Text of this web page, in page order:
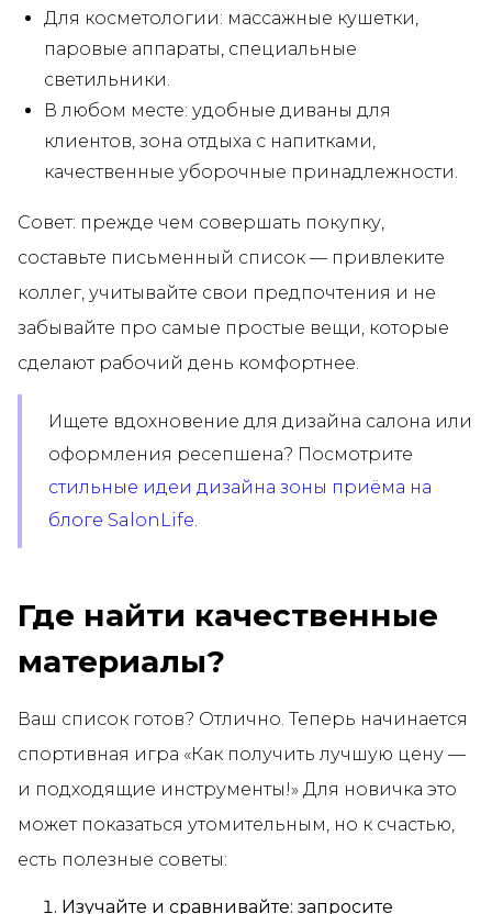
Для косметологии: массажные кушетки,
паровые аппараты, специальные
светильники.
В любом месте: удобные диваны для
клиентов, зона отдыха с напитками,
качественные уборочные принадлежности.
Совет: прежде чем совершать покупку,
составьте письменный список — привлеките
коллег, учитывайте свои предпочтения и не
забывайте про самые простые вещи, которые
сделают рабочий день комфортнее.
Ищете вдохновение для дизайна салона или
оформления ресепшена? Посмотрите
стильные идеи дизайна зоны приёма на
блоге SalonLife.
Где найти качественные
материалы?
Ваш список готов? Отлично. Теперь начинается
спортивная игра «Как получить лучшую цену —
и подходящие инструменты!» Для новичка это
может показаться утомительным, но к счастью,
есть полезные советы:
Изучайте и сравнивайте: запросите